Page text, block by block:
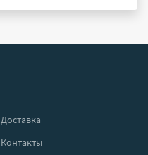
Доставка
Контакты